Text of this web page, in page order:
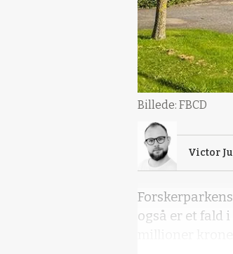
Billede: FBCD
Victor
også er et fald